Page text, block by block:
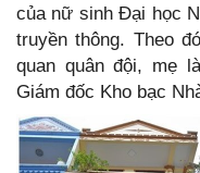
của nữ sinh Đại học
truyền thông. Theo
quan quân đội, mẹ
Giám đốc Kho bạc